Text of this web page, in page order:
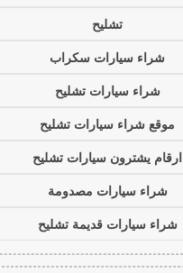
تشليح
شراء سيارات سكراب
شراء سيارات تشليح
موقع شراء سيارات تشليح
ارقام يشترون سيارات تشليح
شراء سيارات مصدومة
شراء سيارات قديمة تشليح